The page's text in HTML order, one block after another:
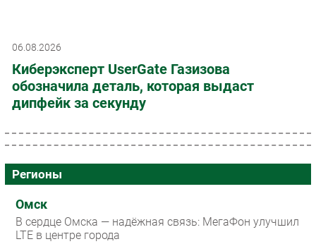
06.08.2026
Киберэксперт UserGate Газизова
обозначила деталь, которая выдаст
дипфейк за секунду
Регионы
Омск
В сердце Омска — надёжная связь: МегаФон улучшил
LTE в центре города